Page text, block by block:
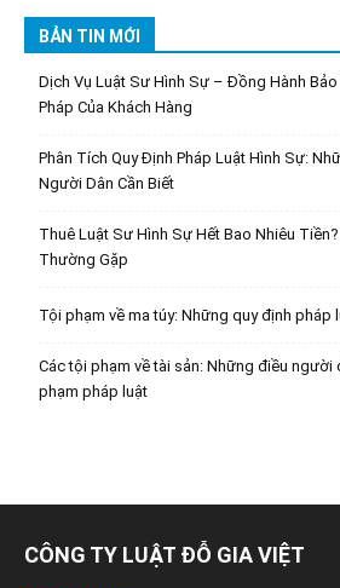
BẢN TIN MỚI
Dịch Vụ Luật Sư Hình Sự – Đồng Hành Bảo
Pháp Của Khách Hàng
Phân Tích Quy Định Pháp Luật Hình Sự:
Người Dân Cần Biết
Thuê Luật Sư Hình Sự Hết Bao Nhiêu
Thường Gặp
Tội phạm về ma túy: Những quy định
Các tội phạm về tài sản: Những điều người
phạm pháp luật
CÔNG TY LUẬT ĐỖ GIA VIỆT